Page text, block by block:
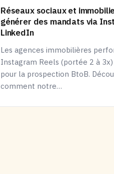
Réseaux sociaux et
générer des mandats via
LinkedIn
Les agences immobilières
Instagram Reels (portée 2 à
pour la prospection BtoB.
comment notre…